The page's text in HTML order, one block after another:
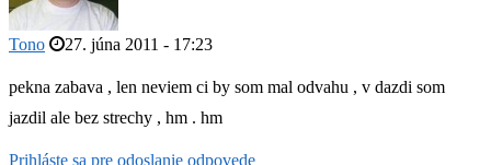
Tono 27. júna 2011 - 17:23
pekna zabava , len neviem ci by som mal odvahu , v dazdi som
jazdil ale bez strechy , hm . hm
Prihláste sa pre odoslanie odpovede